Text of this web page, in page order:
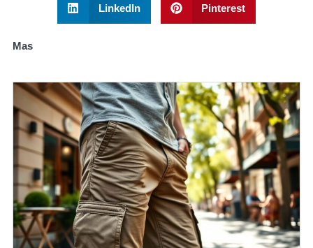
LinkedIn Pinterest
Mas